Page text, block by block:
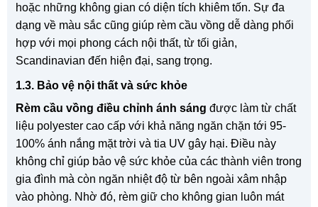
hoặc những không gian có diện tích khiêm tốn. Sự đa
dạng về màu sắc cũng giúp rèm cầu vồng dễ dàng phối
hợp với mọi phong cách nội thất, từ tối giản,
Scandinavian đến hiện đại, sang trọng.
1.3. Bảo vệ nội thất và sức khỏe
Rèm cầu vồng điều chỉnh ánh sáng được làm từ chất
liệu polyester cao cấp với khả năng ngăn chặn tới 95-
100% ánh nắng mặt trời và tia UV gây hại. Điều này
không chỉ giúp bảo vệ sức khỏe của các thành viên trong
gia đình mà còn ngăn nhiệt độ từ bên ngoài xâm nhập
vào phòng. Nhờ đó, rèm giữ cho không gian luôn mát